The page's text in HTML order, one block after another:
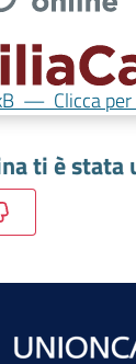
— Clicca
ti è stata